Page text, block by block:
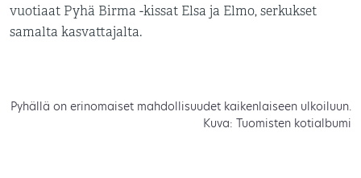
vuotiaat Pyhä Birma -kissat Elsa ja Elmo, serkukset
samalta kasvattajalta.
Pyhällä on erinomaiset mahdollisuudet kaikenlaiseen ulkoiluun.
Kuva: Tuomisten kotialbumi